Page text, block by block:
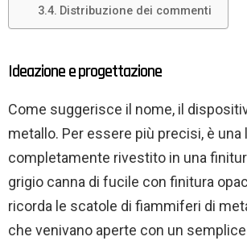
Distribuzione dei commenti
Ideazione e progettazione
Come suggerisce il nome, il
metallo. Per essere più precisi, è una
completamente rivestito in una
grigio canna di fucile con finitura
ricorda le scatole di fiammiferi di
che venivano aperte con un